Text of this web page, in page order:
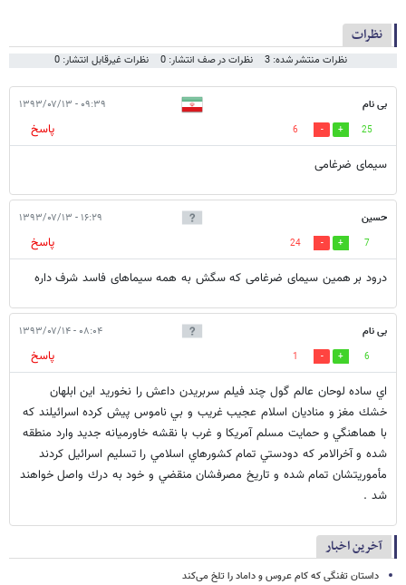
نظرات
نظرات منتشر شده: 3 نظرات در صف انتشار: 0 نظرات غیرقابل انتشار: 0
بی نام ۰۹:۳۹ - ۱۳۹۳/۰۷/۱۳
25
6
پاسخ
سیمای ضرغامی
حسین ۱۶:۲۹ - ۱۳۹۳/۰۷/۱۳
7
24
پاسخ
درود بر همین سیمای ضرغامی که سگش به همه سیماهای فاسد شرف داره
بی نام ۰۸:۰۴ - ۱۳۹۳/۰۷/۱۴
6
1
پاسخ
اي ساده لوحان عالم گول چند فيلم سربريدن داعش را نخوريد اين ابلهان
خشك مغز و مناديان اسلام عجيب غريب و بي ناموس پيش كرده اسرائيلند كه
با هماهنگي و حمايت مسلم آمريكا و غرب با نقشه خاورميانه جديد وارد منطقه
شده و آخرالامر كه دودستي تمام كشورهاي اسلامي را تسليم اسرائيل كردند
مأموريتشان تمام شده و تاريخ مصرفشان منقضي و خود به درك واصل خواهند
شد .
آخرین اخبار
داستان تفنگی که کام عروس و داماد را تلخ می‌کند